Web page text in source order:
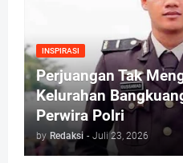
INSPIRASI
Perjuangan Tak
Kelurahan
Perwira Polri
by Redaksi - Juli 23, 2026